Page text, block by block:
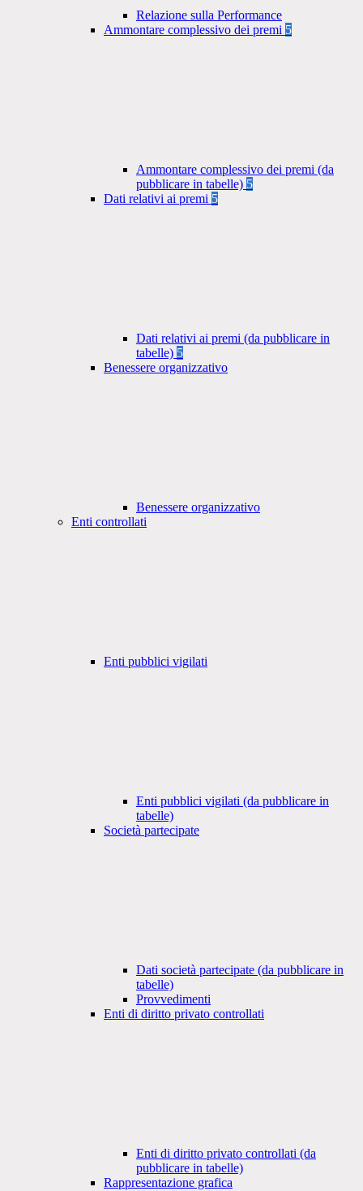
Relazione sulla Performance
Ammontare complessivo dei premi 5
Ammontare complessivo dei premi (da
pubblicare in tabelle) 5
Dati relativi ai premi 5
Dati relativi ai premi (da pubblicare in
tabelle) 5
Benessere organizzativo
Benessere organizzativo
Enti controllati
Enti pubblici vigilati
Enti pubblici vigilati (da pubblicare in
tabelle)
Società partecipate
Dati società partecipate (da pubblicare in
tabelle)
Provvedimenti
Enti di diritto privato controllati
Enti di diritto privato controllati (da
pubblicare in tabelle)
Rappresentazione grafica